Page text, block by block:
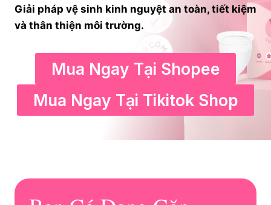
Giải pháp vệ sinh kinh nguyệt an toàn, tiết kiệm
và thân thiện môi trường.
Mua Ngay Tại Shopee
Mua Ngay Tại Tikitok Shop